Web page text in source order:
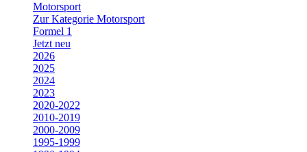
Motorsport
Zur Kategorie Motorsport
Formel 1
Jetzt neu
2026
2025
2024
2023
2020-2022
2010-2019
2000-2009
1995-1999